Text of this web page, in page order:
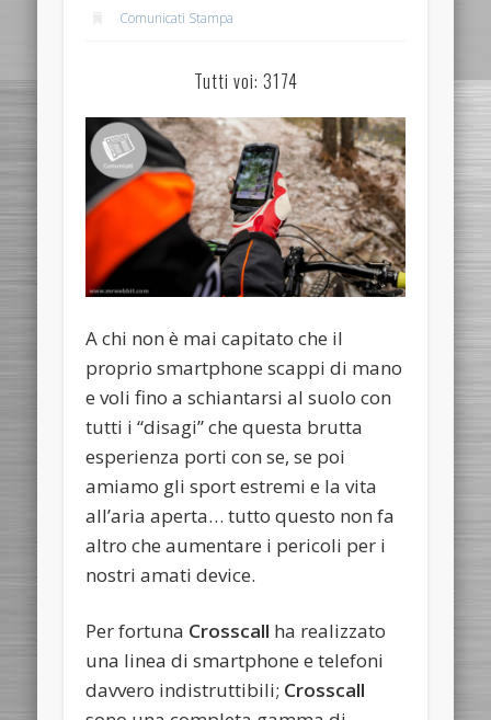
Comunicati Stampa
Tutti voi: 3174
A chi non è mai capitato che il
proprio smartphone scappi di mano
e voli fino a schiantarsi al suolo con
tutti i “disagi” che questa brutta
esperienza porti con se, se poi
amiamo gli sport estremi e la vita
all’aria aperta… tutto questo non fa
altro che aumentare i pericoli per i
nostri amati device.
Per fortuna Crosscall ha realizzato
una linea di smartphone e telefoni
davvero indistruttibili; Crosscall